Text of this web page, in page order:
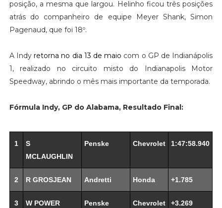
posição, a mesma que largou. Helinho ficou três posições
atrás do companheiro de equipe Meyer Shank, Simon
Pagenaud, que foi 18º.
A Indyretorna no dia 13 de maio com o GP de Indianápolis
1, realizado no circuito misto do Indianapolis Motor
Speedway, abrindo o mês mais importante da temporada.
Fórmula Indy, GP do Alabama, Resultado Final:
1
S
MCLAUGHLIN
Penske Chevrolet 1:47:58.940
2 R GROSJEAN Andretti Honda +1.785
3 W POWER Penske Chevrolet +3.269